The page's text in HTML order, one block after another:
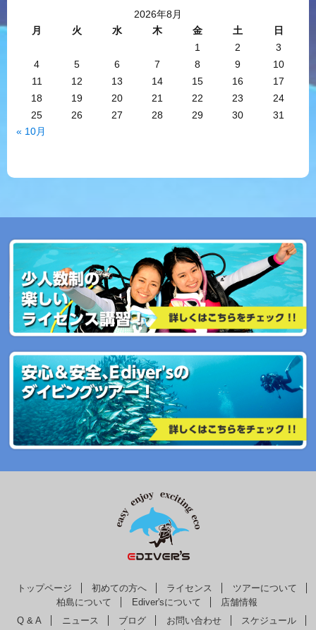
2026年8月
月
火 水 木 金 土
日
1
2
3
4
5 6 7 8 9
10
11
12 13 14 15 16
17
18
19 20 21 22 23
24
25
26 27 28 29 30
31
« 10月
トップページ 初めての方へ ライセンス
ツアーについて
柏島について
Ediver'sについて
店舗情報
Q & A
ニュース ブログ お問い合わせ
スケジュール